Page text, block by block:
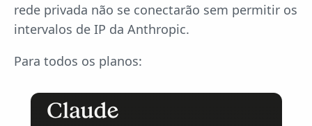
rede privada não se conectarão sem permitir os
intervalos de IP da Anthropic.
Para todos os planos: